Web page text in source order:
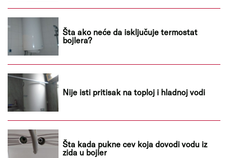
Šta ako neće da isključuje termostat
bojlera?
Nije isti pritisak na toploj i hladnoj vodi
Šta kada pukne cev koja dovodi vodu iz
zida u bojler